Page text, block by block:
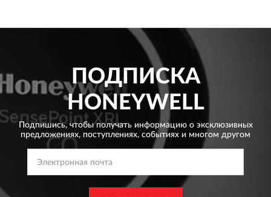
ПОДПИСКА
HONEYWELL
Подпишись, чтобы получать информацию о эксклюзивных
предложениях, поступлениях, событиях и многом другом